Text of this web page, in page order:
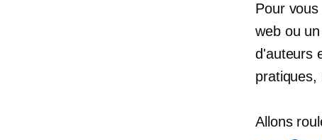
Pour
web ou
d'auteurs
pratiques,
Allons